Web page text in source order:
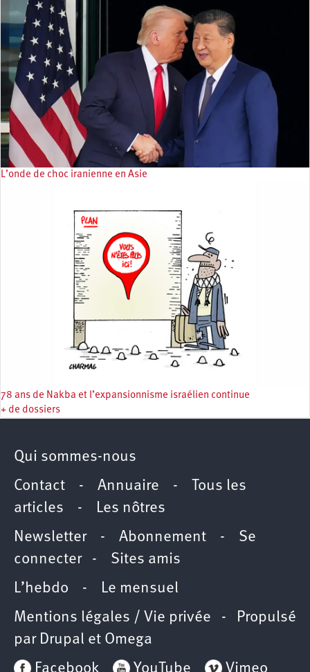
L’onde de choc iranienne en Asie
78 ans de Nakba et l’expansionnisme israélien continue
+ de dossiers
Qui sommes-nous
Contact - Annuaire -
Tous les
articles - Les nôtres
Newsletter- Abonnement - Se
connecter- Sites amis
L’hebdo - Le mensuel
Mentions légales / Vie privée - Propulsé
par Drupal et Omega
Facebook
YouTube Vimeo